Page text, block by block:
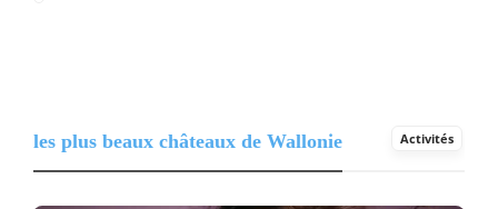
les plus beaux châteaux de Wallonie Activités